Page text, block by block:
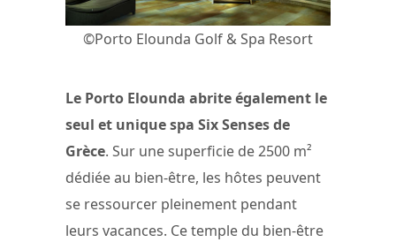
©Porto Elounda Golf & Spa Resort
Le Porto Elounda abrite également le
seul et unique spa Six Senses de
Grèce. Sur une superficie de 2500 m²
dédiée au bien-être, les hôtes peuvent
se ressourcer pleinement pendant
leurs vacances. Ce temple du bien-être